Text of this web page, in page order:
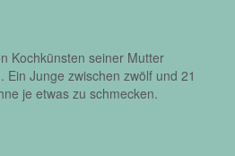
Kochkünsten seiner Mutter
Junge zwischen zwölf und 21
je etwas zu schmecken.